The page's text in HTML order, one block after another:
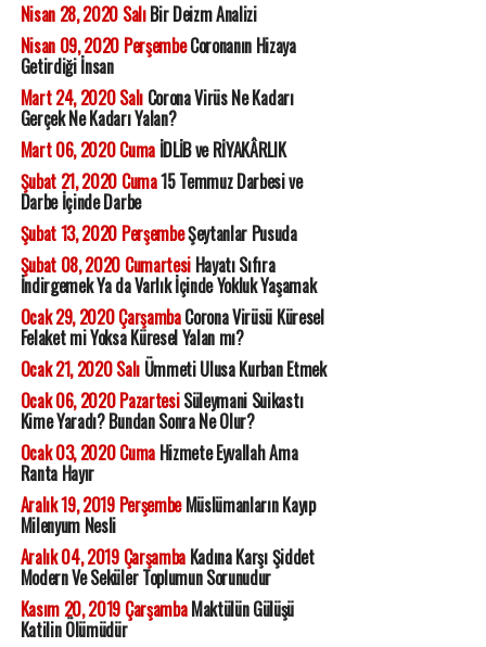
Nisan 28, 2020 SalıBir Deizm Analizi
Nisan 09, 2020 PerşembeCoronanın Hizaya
Getirdiği İnsan
Mart 24, 2020 SalıCorona Virüs Ne Kadarı
Gerçek Ne Kadarı Yalan?
Mart 06, 2020 CumaİDLİB ve RİYAKÂRLIK
Şubat 21, 2020 Cuma15 Temmuz Darbesi ve
Darbe İçinde Darbe
Şubat 13, 2020 PerşembeŞeytanlar Pusuda
Şubat 08, 2020 CumartesiHayatı Sıfıra
İndirgemek Ya da Varlık İçinde Yokluk Yaşamak
Ocak 29, 2020 ÇarşambaCorona Virüsü Küresel
Felaket mi Yoksa Küresel Yalan mı?
Ocak 21, 2020 SalıÜmmeti Ulusa Kurban Etmek
Ocak 06, 2020 PazartesiSüleymani Suikastı
Kime Yaradı? Bundan Sonra Ne Olur?
Ocak 03, 2020 CumaHizmete Eyvallah Ama
Ranta Hayır
Aralık 19, 2019 PerşembeMüslümanların Kayıp
Milenyum Nesli
Aralık 04, 2019 ÇarşambaKadına Karşı Şiddet
Modern Ve Seküler Toplumun Sorunudur
Kasım 20, 2019 ÇarşambaMaktülün Gülüşü
Katilin Ölümüdür